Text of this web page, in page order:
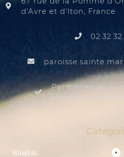
d'Avre et d'Iton, France
Permanences
Mardi au samedi
Actualités